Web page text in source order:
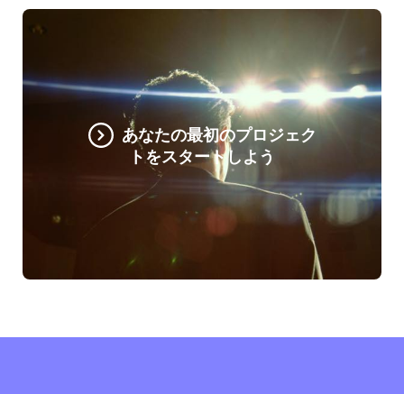
あなたの最初のプロジェク
トをスタートしよう